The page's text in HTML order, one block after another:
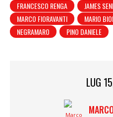
FRANCESCO RENGA
JAMES
MARCO FIORAVANTI
MARIO
NEGRAMARO
PINO DANIELE
LUG